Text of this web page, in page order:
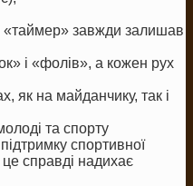
завжди залишав
і «фолів», а кожен рух
як на майданчику, так і
та спорту
спортивної
справді надихає